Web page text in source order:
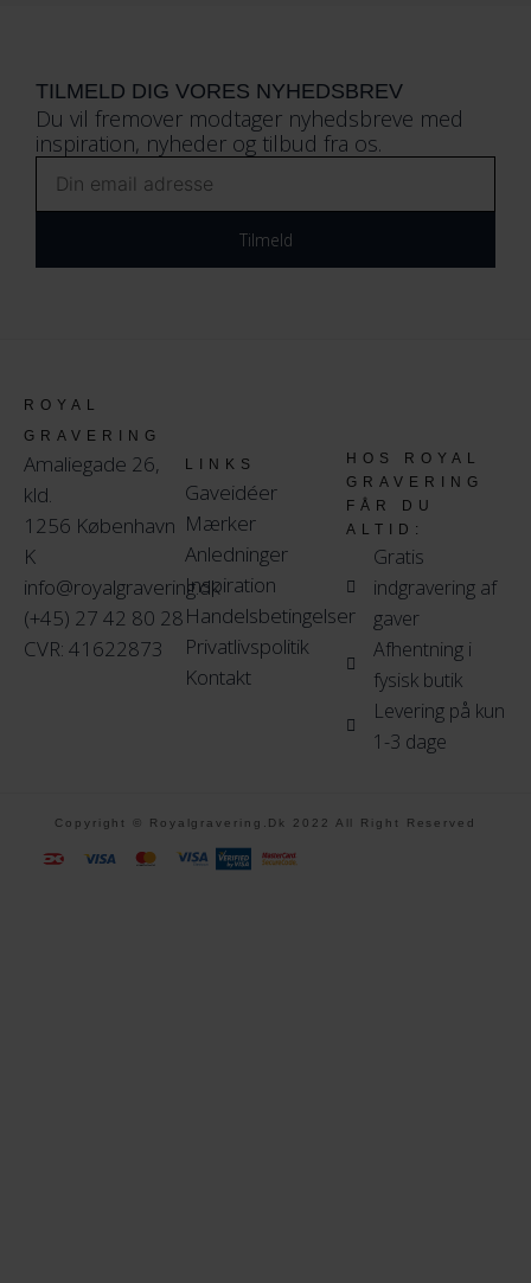
TILMELD DIG VORES NYHEDSBREV
Du vil fremover modtager nyhedsbreve med
inspiration, nyheder og tilbud fra os.
Email
Tilmeld
ROYAL
GRAVERING
Amaliegade 26,
kld.
1256 København
K
info@royalgravering.dk
(+45) 27 42 80 28
CVR: 41622873
LINKS
Gaveidéer
Mærker
Anledninger
Inspiration
Handelsbetingelser
Privatlivspolitik
Kontakt
HOS ROYAL
GRAVERING
FÅR DU
ALTID:
Gratis
indgravering af
gaver
Afhentning i
fysisk butik
Levering på kun
1-3 dage
Copyright © Royalgravering.dk 2022 All Right Reserved